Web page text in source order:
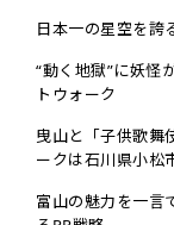
日本一の星空を誇
“動く地獄”に妖怪
トウォーク
曳山と「子供歌舞
ークは石川県小松
富山の魅力を一言